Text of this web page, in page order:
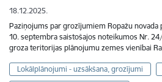
18.12.2025.
Paziņojums par grozījumiem Ropažu novada
10. septembra saistošajos noteikumos Nr.
groza teritorijas plānojumu zemes vienībai
Lokālplānojumi - uzsākšana, grozījumi